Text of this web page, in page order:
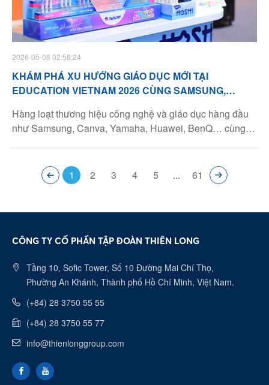
2026-05-08 02:58:24
KHÁM PHÁ XU HƯỚNG GIÁO DỤC MỚI TẠI
EDUCATION VIETNAM 2026 CÙNG SAMSUNG,
Hàng loạt thương hiệu công nghệ và giáo dục hàng đầu
như Samsung, Canva, Yamaha, Huawei, BenQ… cùng
giáo dục uy tín và những giải pháp công nghệ tiên phong,
mang đến bức tranh toàn diện về tương lai giáo dục trong
1 2 3 4 5 ... 61
CÔNG TY CỔ PHẦN TẬP ĐOÀN THIÊN LONG
Tầng 10, Sofic Tower, Số 10 Đường Mai Chí Thọ,
Phường An Khánh, Thành phố Hồ Chí Minh, Việt Nam.
(+84) 28 3750 55 55
(+84) 28 3750 55 77
info@thienlonggroup.com